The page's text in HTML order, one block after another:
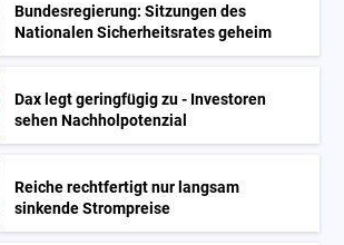
Bundesregierung: Sitzungen des
Nationalen Sicherheitsrates geheim
Dax legt geringfügig zu - Investoren
sehen Nachholpotenzial
Reiche rechtfertigt nur langsam
sinkende Strompreise